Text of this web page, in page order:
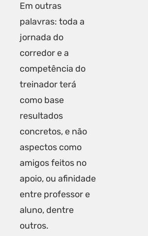
Em outras
palavras: toda a
jornada do
corredor e a
competência do
treinador terá
como base
resultados
concretos, e não
aspectos como
amigos feitos no
apoio, ou afinidade
entre professor e
aluno, dentre
outros.